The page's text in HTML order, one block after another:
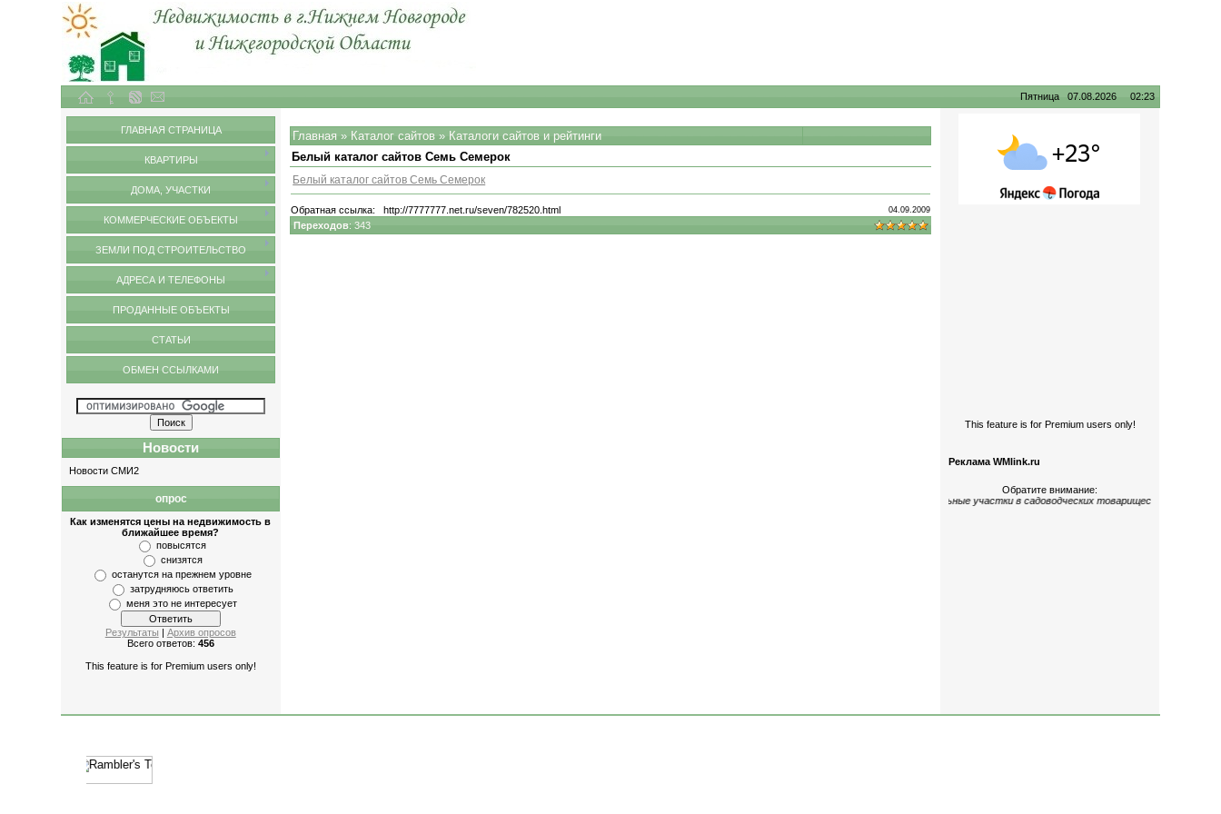
Пятница 07.08.2026 02:23
ГЛАВНАЯ СТРАНИЦА
КВАРТИРЫ
ДОМА, УЧАСТКИ
КОММЕРЧЕСКИЕ ОБЪЕКТЫ
ЗЕМЛИ ПОД СТРОИТЕЛЬСТВО
АДРЕСА И ТЕЛЕФОНЫ
ПРОДАННЫЕ ОБЪЕКТЫ
СТАТЬИ
ОБМЕН ССЫЛКАМИ
Новости
Новости СМИ2
опрос
Как изменятся цены на недвижимость в
ближайшее время?
повысятся
снизятся
останутся на прежнем уровне
затрудняюсь ответить
меня это не интересует
Результаты | Архив опросов
Всего ответов: 456
This feature is for Premium users only!
Главная » Каталог сайтов » Каталоги сайтов и рейтинги
Белый каталог сайтов Семь Семерок
Белый каталог сайтов Семь Семерок
Обратная ссылка: http://7777777.net.ru/seven/782520.html 04.09.2009
Переходов: 343
This feature is for Premium users only!
Реклама WMlink.ru
Обратите внимание:
дома и земельные участкив садоводческих товариществах